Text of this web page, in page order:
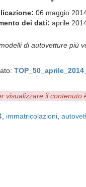
06 maggio
dei dati: aprile
di autovetture più
visualizzare il contenuto
immatricolazioni